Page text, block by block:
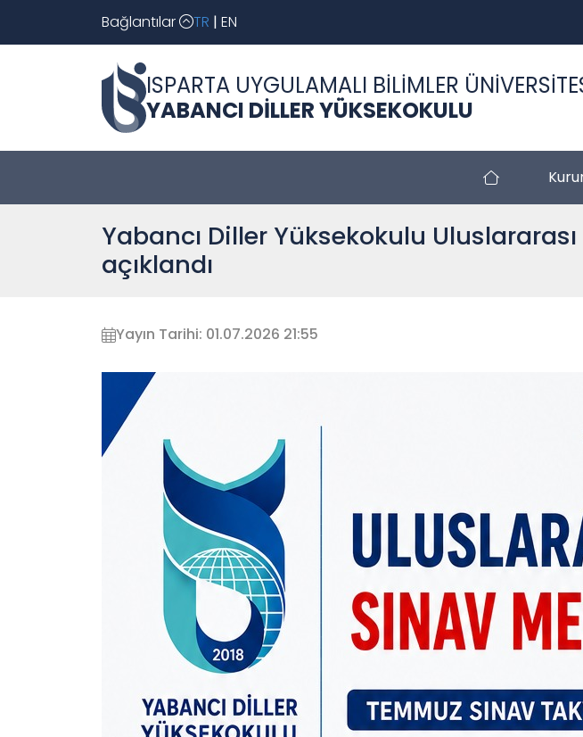
Bağlantılar TR | EN
ISPARTA UYGULAMALI BİLİMLER
YABANCI DİLLER YÜKSEKOKULU
Yabancı Diller Yüksekokulu
açıklandı
Yayın Tarihi: 01.07.2026 21:55